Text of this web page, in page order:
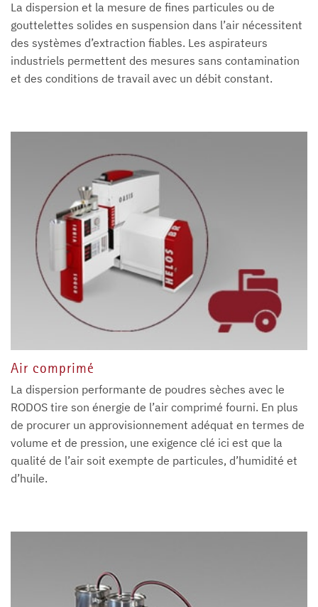
La dispersion et la mesure de fines particules ou de
gouttelettes solides en suspension dans l’air nécessitent
des systèmes d’extraction fiables. Les aspirateurs
industriels permettent des mesures sans contamination
et des conditions de travail avec un débit constant.
Air comprimé
La dispersion performante de poudres sèches avec le
RODOS tire son énergie de l’air comprimé fourni. En plus
de procurer un approvisionnement adéquat en termes de
volume et de pression, une exigence clé ici est que la
qualité de l’air soit exempte de particules, d’humidité et
d’huile.